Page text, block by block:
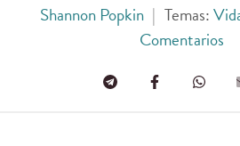
Shannon Popkin | Temas:
Comentarios